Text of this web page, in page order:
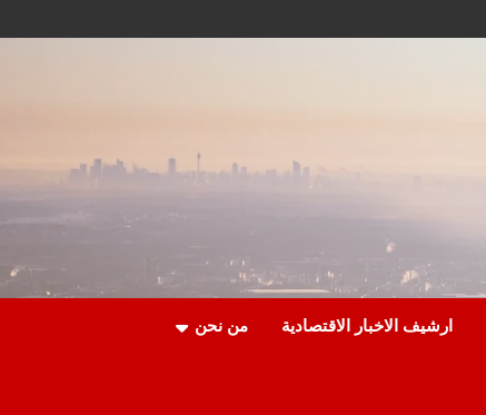
ارشيف الاخبار الاقتصادية من نحن